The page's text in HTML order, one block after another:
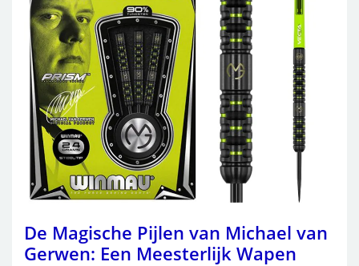
De Magische Pijlen van Michael van
Gerwen: Een Meesterlijk Wapen